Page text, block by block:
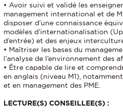
• Avoir suivi et validé les
management international et de
disposer d’une connaissance
modèles d’internationalisation
d’entrée) et des enjeux
• Maîtriser les bases du
l’analyse de l’environnement des
• Être capable de lire et
en anglais (niveau M1),
et en management des PME.
LECTURE(S) CONSEILLEE(S) :